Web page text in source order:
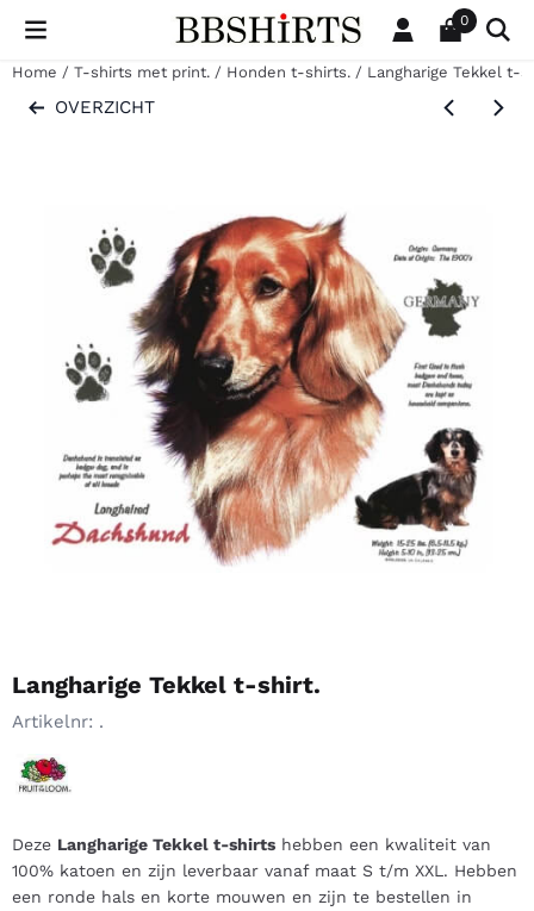
Cookievoorkeuren zijn beschikbaar. Kies instellingen of sta
0
Home / T-shirts met print. / Honden t-shirts. / Langharige Tekkel t-
OVERZICHT
Langharige Tekkel t-shirt.
Artikelnr: .
Deze Langharige Tekkel t-shirts hebben een kwaliteit van
100% katoen en zijn leverbaar vanaf maat S t/m XXL. Hebben
een ronde hals en korte mouwen en zijn te bestellen in